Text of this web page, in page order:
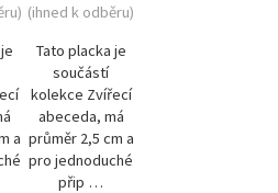
a
(ihned k odběru)
Tato placka je
součástí
kolekce Zvířecí
abeceda, má
průměr 2,5 cm a
pro jednoduché
přip …